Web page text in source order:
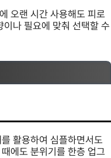
오랜 시간 사용해도 피로
나 필요에 맞춰 선택할 수
활용하여 심플하면서도
에도 분위기를 한층 업그